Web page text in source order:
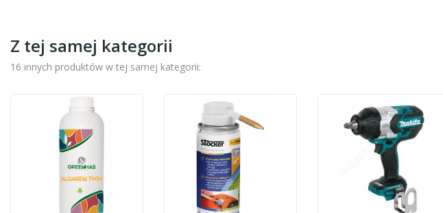
Z tej samej kategorii
16 innych produktów w tej samej kategorii: